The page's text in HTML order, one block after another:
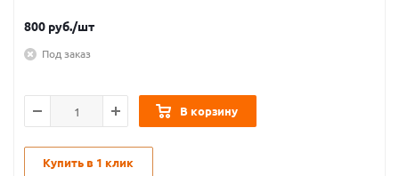
800 руб./шт
Под заказ
В корзину
Купить в 1 клик